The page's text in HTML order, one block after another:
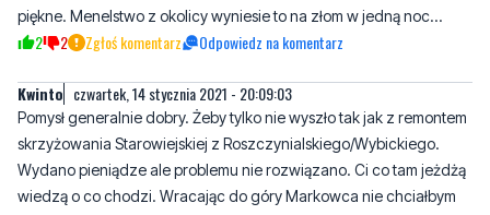
Kwinto czwartek, 14 stycznia 2021 - 20:09:03
Pomysł generalnie dobry. Żeby tylko nie wyszło tak jak z remontem
Wydano pieniądze ale problemu nie rozwiązano. Ci co tam jeżdżą
wiedzą o co chodzi. Wracając do góry Markowca nie chciałbym
aby to miejsce stało się "punktem kontaktowym" miłośników
"trunków wszelakich" okraszonych "piękną polszczyzną".
1 0 Zgłoś komentarz Odpowiedz na komentarz